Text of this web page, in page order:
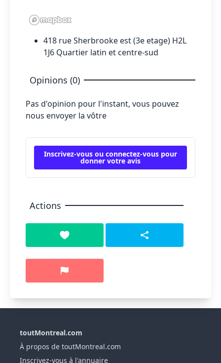
418 rue Sherbrooke est (3e etage) H2L
1J6 Quartier latin et centre-sud
Opinions (0)
Pas d'opinion pour l'instant, vous pouvez
nous envoyer la vôtre
Inscrivez-vous ou connectez-vous pour
donner votre avis
Actions
toutMontreal.com
À propos de toutMontreal.com
Inscrivez-vous à l'annuaire